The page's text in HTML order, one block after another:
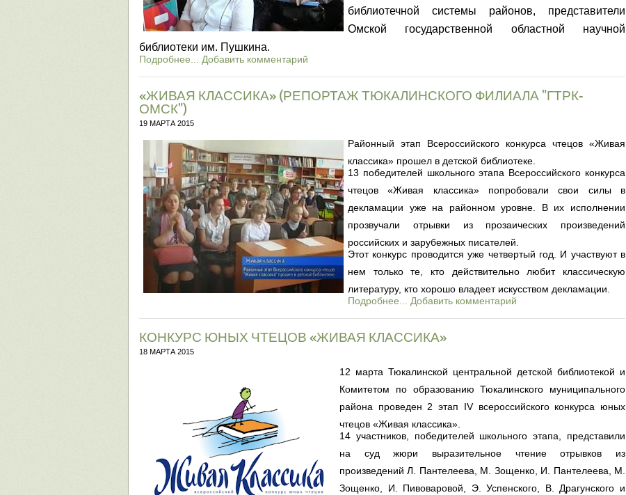
библиотечной системы районов, представители
Омской государственной областной научной
библиотеки им. Пушкина.
Подробнее... Добавить комментарий
«ЖИВАЯ КЛАССИКА» (РЕПОРТАЖ ТЮКАЛИНСКОГО ФИЛИАЛА "ГТРК-
ОМСК")
19 МАРТА 2015
Районный этап Всероссийского конкурса чтецов «Живая
классика» прошел в детской библиотеке.
13 победителей школьного этапа Всероссийского конкурса
чтецов «Живая классика» попробовали свои силы в
декламации уже на районном уровне. В их исполнении
прозвучали отрывки из прозаических произведений
российских и зарубежных писателей.
Этот конкурс проводится уже четвертый год. И участвуют в
нем только те, кто действительно любит классическую
литературу, кто хорошо владеет искусством декламации.
Подробнее... Добавить комментарий
КОНКУРС ЮНЫХ ЧТЕЦОВ «ЖИВАЯ КЛАССИКА»
18 МАРТА 2015
12 марта Тюкалинской центральной детской библиотекой и
Комитетом по образованию Тюкалинского муниципального
района проведен 2 этап IV всероссийского конкурса юных
чтецов «Живая классика».
14 участников, победителей школьного этапа, представили
на суд жюри выразительное чтение отрывков из
произведений Л. Пантелеева, М. Зощенко, И. Пантелеева, М.
Зощенко, И. Пивоваровой, Э. Успенского, В. Драгунского и